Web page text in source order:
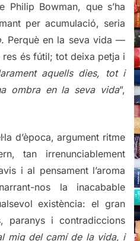
Philip Bowman, que s’ha
per acumulació, seria
. Perquè en la seva vida —
és fútil; tot deixa petja i
aquells dies, tot i
ombra en la seva vida”,
d’època, argument ritme
tan irrenunciablement
i al pensament l’aroma
nos la inacabable
existència: el gran
paranys i contradiccions
mig del camí de la vida, i